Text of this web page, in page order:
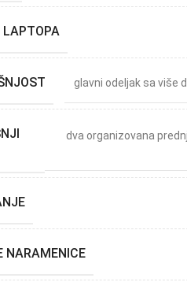
LAPTOPA
glavni odeljak sa više
dva organizovana
NARAMENICE